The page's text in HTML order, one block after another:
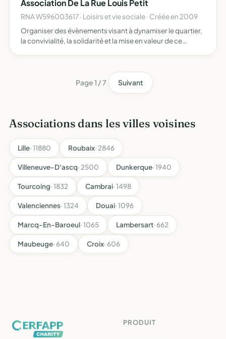
canonique comp…
Association De La Rue Louis Petit
RNA W596003617 · Loisirs et vie sociale · Créée en 2009
Organiser des évènements visant à dynamiser le quartier,
la convivialité, la solidarité et la mise en valeur de ce
Page 1 / 7 Suivant
Associations dans les villes voisines
Lille· 11880 Roubaix· 2846
Villeneuve-D'ascq· 2500 Dunkerque· 1940
Tourcoing· 1832 Cambrai· 1498
Valenciennes· 1324 Douai· 1096
Marcq-En-Baroeul· 1065 Lambersart· 662
Maubeuge· 640 Croix· 606
PRODUIT